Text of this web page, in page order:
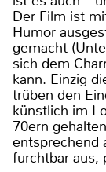
Der Film ist
Humor
gemacht
sich dem
kann. Einzig
trüben den
künstlich im
70ern
entsprechend
furchtbar aus,